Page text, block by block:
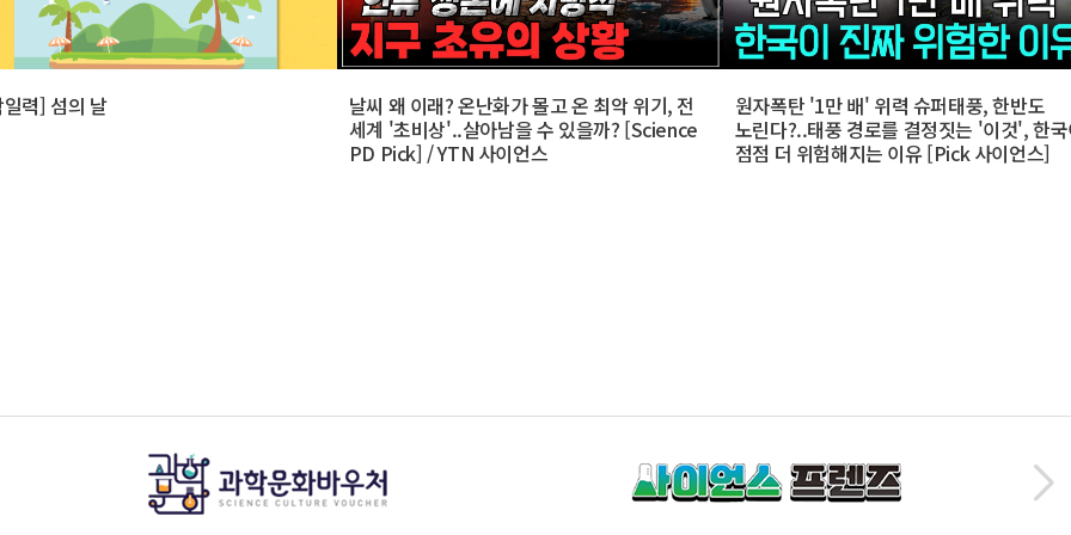
력] 섬의 날
날씨 왜 이래? 온난화가 몰고 온 최악 위기, 전
세계 '초비상'..살아남을 수 있을까? [Science
PD Pick] / YTN 사이언스
원자폭탄 '1만 배' 위력 슈퍼태풍, 한반도
노린다?..태풍 경로를 결정짓는 '이것', 한
점점 더 위험해지는 이유 [Pick 사이언스]